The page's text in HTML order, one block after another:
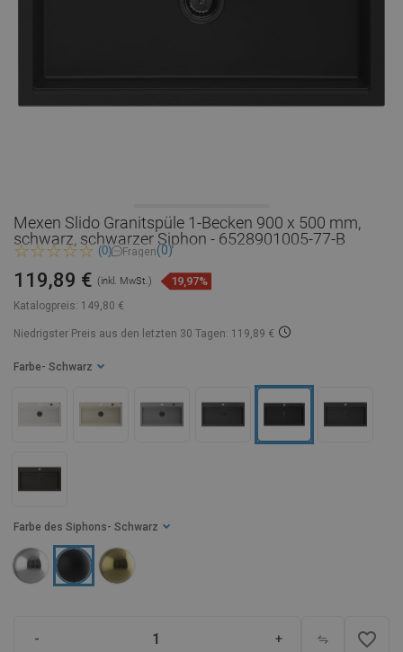
Mexen Slido Granitspüle 1-Becken 900 x 500 mm,
schwarz, schwarzer Siphon - 6528901005-77-B
(0) Fragen(0)
Katalogpreis: 149,80 €
119,89 € (inkl. MwSt.) 19,97%
Niedrigster Preis aus den letzten 30 Tagen: 119,89 €
Farbe - Schwarz
Farbe des Siphons - Schwarz
- + favorite_border